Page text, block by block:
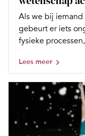
Als we bij
gebeurt er iets
fysieke
Lees meer